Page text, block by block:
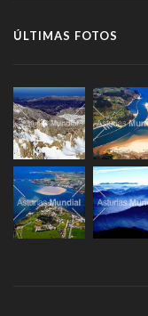
ÚLTIMAS FOTOS